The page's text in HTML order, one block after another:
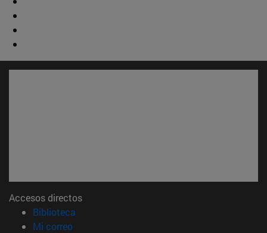
Accesos directos
Biblioteca
Mi correo(abre en nueva ventana)